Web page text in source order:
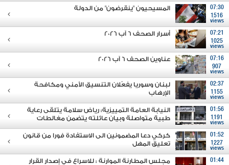
07:30
1516
views
المسيحيون "ينقرضون" من الدولة
07:21
1025
views
أسرار الصحف 6 آب 2026
07:16
907
views
عناوين الصحف 6 آب 2026
02:37
1155
views
لبنان وسوريا يفعّلان التنسيق الأمني ومكافحة
الإرهاب
01:56
1191
views
النيابة العامة التمييزية: رياض سلامة يتلقى رعاية
طبية متواصلة وبيان عائلته يتضمن مغالطات
01:52
1227
views
كركي دعا المضمونين الى الاستفادة فورا من قانون
تعليق المهل
01:44
مجلس المطارنة الموارنة : للاسراع في إصدار القرار